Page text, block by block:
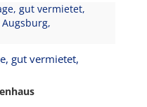
gut vermietet,